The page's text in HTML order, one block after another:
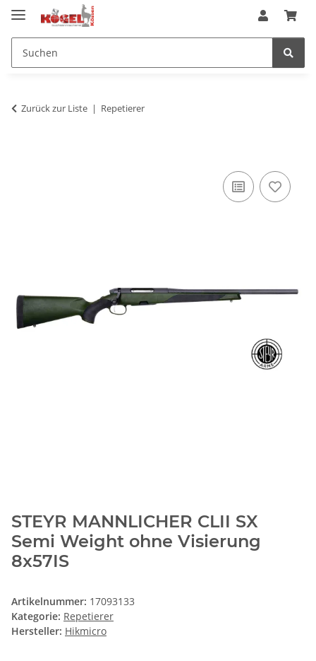
Zurück zur Liste Repetierer
STEYR MANNLICHER CLII SX
Semi Weight ohne Visierung
8x57IS
Artikelnummer: 17093133
Kategorie: Repetierer
Hersteller: Hikmicro